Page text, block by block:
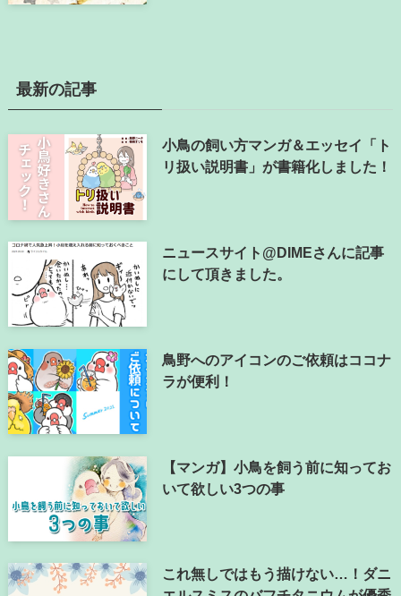
最新の記事
小鳥の飼い方マンガ＆エッセイ「ト
リ扱い説明書」が書籍化しました！
ニュースサイト@DIMEさんに記事
にして頂きました。
鳥野へのアイコンのご依頼はココナ
ラが便利！
【マンガ】小鳥を飼う前に知ってお
いて欲しい3つの事
これ無しではもう描けない…！ダニ